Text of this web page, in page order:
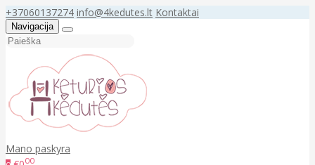
+37060137274 info@4kedutes.lt Kontaktai
Navigacija
Mano paskyra
00